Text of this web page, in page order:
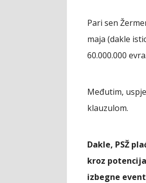
Pari sen
maja (dakle
60.000.000 evra.
Međutim,
klauzulom.
Dakle, PSŽ
kroz
izbegne